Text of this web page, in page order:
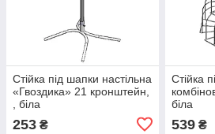
Стійка під шапки настільна
«Гвоздика» 21 кронштейн,
, біла
253 ₴
Стійка
біла
539₴